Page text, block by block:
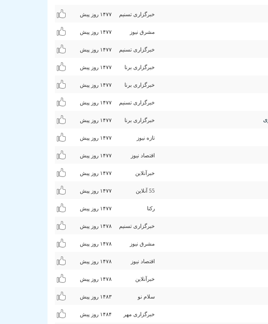
خبرگزاری تسنیم ۱۴۷۷ روز پیش
مشرق نیوز ۱۴۷۷ روز پیش
خبرگزاری تسنیم ۱۴۷۷ روز پیش
خبرگزاری برنا ۱۴۷۷ روز پیش
خبرگزاری برنا ۱۴۷۷ روز پیش
خبرگزاری تسنیم ۱۴۷۷ روز پیش
خبرگزاری برنا ۱۴۷۷ روز پیش
تازه نیوز ۱۴۷۷ روز پیش
اقتصاد نیوز ۱۴۷۷ روز پیش
خبرآنلاین ۱۴۷۷ روز پیش
55 آنلاین ۱۴۷۷ روز پیش
رکنا ۱۴۷۷ روز پیش
خبرگزاری تسنیم ۱۴۷۸ روز پیش
مشرق نیوز ۱۴۷۸ روز پیش
اقتصاد نیوز ۱۴۷۸ روز پیش
خبرآنلاین ۱۴۷۸ روز پیش
سلام نو ۱۴۸٣ روز پیش
خبرگزاری مهر ۱۴۸۴ روز پیش